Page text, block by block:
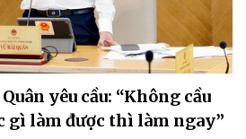
yêu cầu: “Không cầu
gì làm được thì làm ngay”